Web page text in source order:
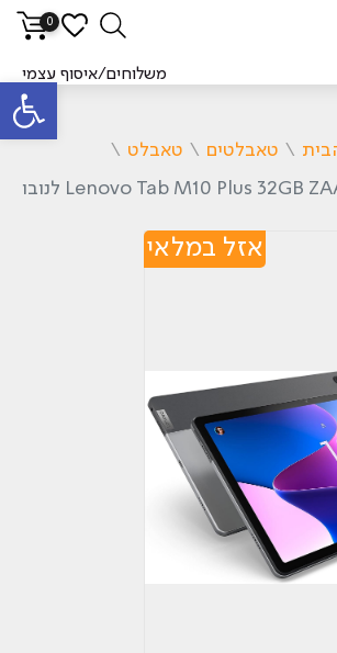
פתח
0
משלוחים/איסוף עצמי
\ טאבלטים \ טאבלט \
אזל במלאי